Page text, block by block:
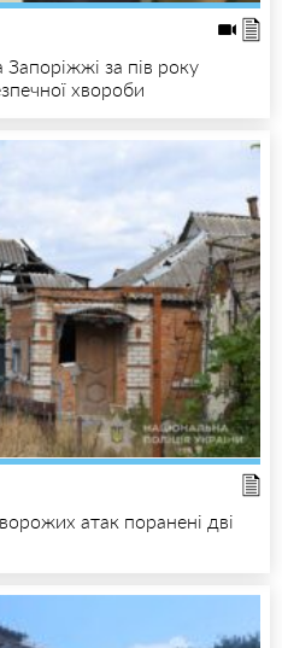
за пів року
хвороби
атак поранені дві